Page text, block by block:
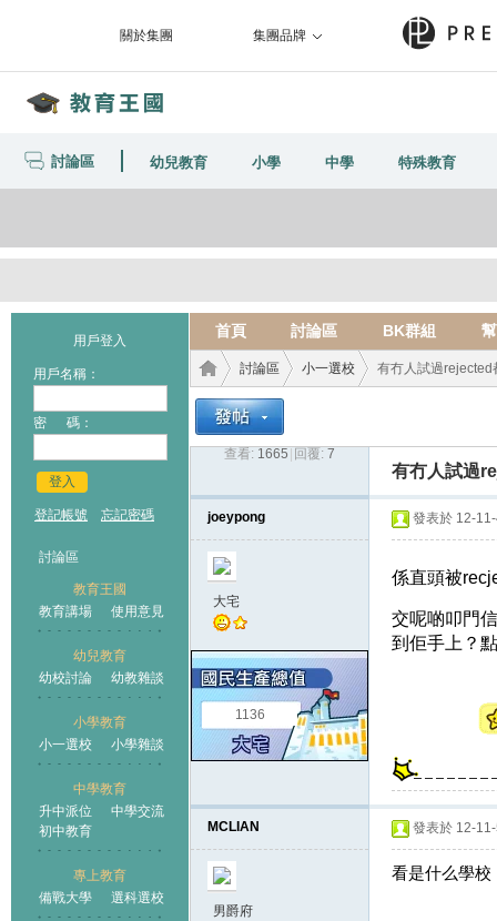
關於集團 集團品牌
討論區 幼兒教育 小學 中學 特殊教育
用戶登入
用戶名稱：
密 碼：
登入
登記帳號 忘記密碼
討論區
教育王國
教育講場
使用意見
幼兒教育
幼校討論
幼教雜談
小學教育
小一選校
小學雜談
中學教育
升中派位
中學交流
初中教育
專上教育
備戰大學
選科選校
首頁 討論區 BK群組
王國
討論區
›
小一選校 有冇人試過rejected
查看: 1665 回覆: 7
有冇人試過
joeypong
大宅
1136
發表於 12-
係直頭被
交呢啲叩門
到佢手上？
MCLIAN
男爵府
發表於 12-
看是什么學校